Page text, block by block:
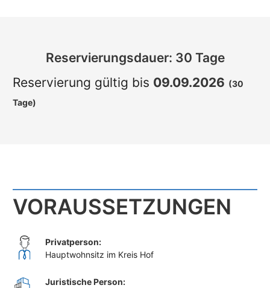
Reservierungsdauer: 30 Tage
Reservierung gültig bis 09.09.2026 (30
Tage)
VORAUSSETZUNGEN
Privatperson:
Hauptwohnsitz im Kreis Hof
Juristische Person: